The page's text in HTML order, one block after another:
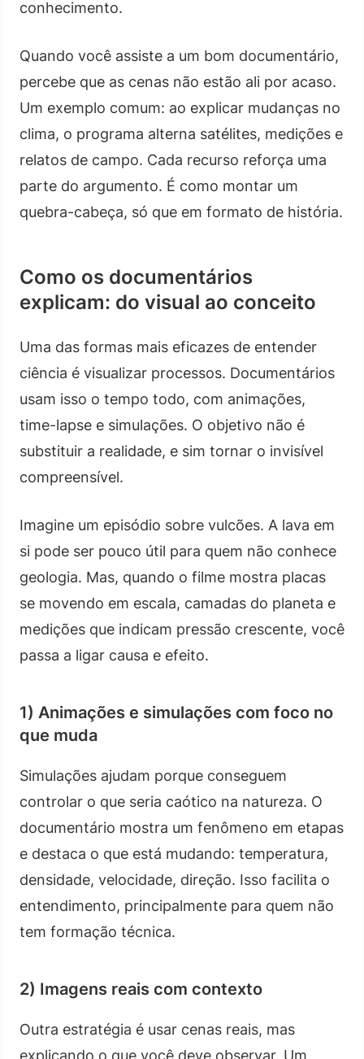
conhecimento.
Quando você assiste a um bom documentário,
percebe que as cenas não estão ali por acaso.
Um exemplo comum: ao explicar mudanças no
clima, o programa alterna satélites, medições e
relatos de campo. Cada recurso reforça uma
parte do argumento. É como montar um
quebra-cabeça, só que em formato de história.
Como os documentários
explicam: do visual ao conceito
Uma das formas mais eficazes de entender
ciência é visualizar processos. Documentários
usam isso o tempo todo, com animações,
time-lapse e simulações. O objetivo não é
substituir a realidade, e sim tornar o invisível
compreensível.
Imagine um episódio sobre vulcões. A lava em
si pode ser pouco útil para quem não conhece
geologia. Mas, quando o filme mostra placas
se movendo em escala, camadas do planeta e
medições que indicam pressão crescente, você
passa a ligar causa e efeito.
1) Animações e simulações com foco no
que muda
Simulações ajudam porque conseguem
controlar o que seria caótico na natureza. O
documentário mostra um fenômeno em etapas
e destaca o que está mudando: temperatura,
densidade, velocidade, direção. Isso facilita o
entendimento, principalmente para quem não
tem formação técnica.
2) Imagens reais com contexto
Outra estratégia é usar cenas reais, mas
explicando o que você deve observar. Um